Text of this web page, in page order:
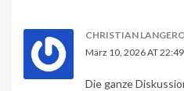
CHRISTIAN
März 10, 2026 AT 22:49
Die ganze